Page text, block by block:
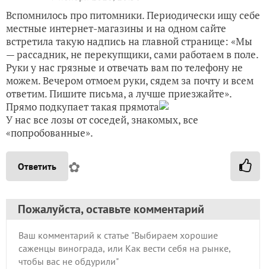
Вспомнилось про питомники. Периодически ищу себе
местные интернет-магазины и на одном сайте
встретила такую надпись на главной странице: «Мы
— рассадник, не перекупщики, сами работаем в поле.
Руки у нас грязные и отвечать вам по телефону не
можем. Вечером отмоем руки, сядем за почту и всем
ответим. Пишите письма, а лучше приезжайте».
Прямо подкупает такая прямота
У нас все лозы от соседей, знакомых, все
«попробованные».
Ответить ✿
Пожалуйста, оставьте комментарий